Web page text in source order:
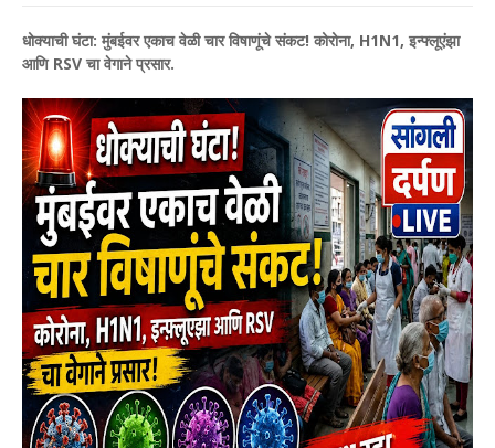
धोक्याची घंटा: मुंबईवर एकाच वेळी चार विषाणूंचे संकट! कोरोना, H1N1, इन्फ्लूएंझा
आणि RSV चा वेगाने प्रसार.